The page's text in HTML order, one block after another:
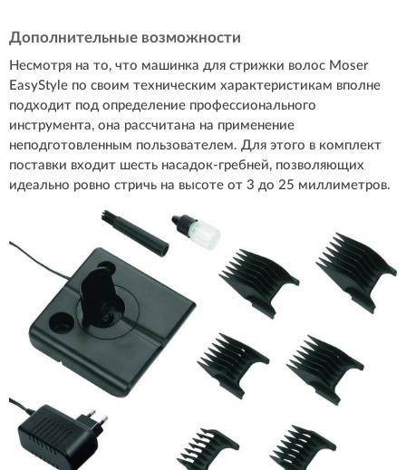
Дополнительные возможности
Несмотря на то, что машинка для стрижки волос Moser
EasyStyle по своим техническим характеристикам вполне
подходит под определение профессионального
инструмента, она рассчитана на применение
неподготовленным пользователем. Для этого в комплект
поставки входит шесть насадок-гребней, позволяющих
идеально ровно стричь на высоте от 3 до 25 миллиметров.